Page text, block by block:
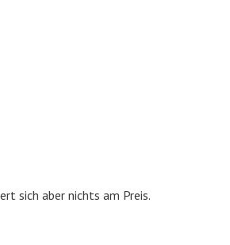
sich aber nichts am Preis.